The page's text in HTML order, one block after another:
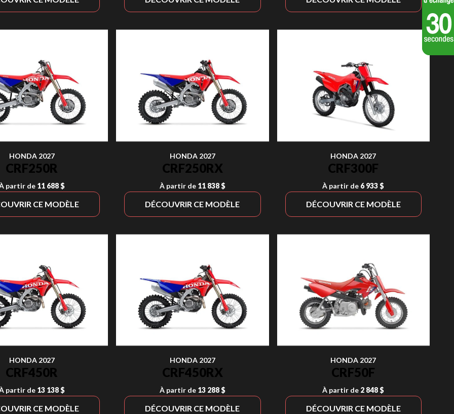
HONDA 2027
CRF250R
partir de 11 688 $
CE MODÈLE
HONDA 2027
CRF250RX
À partir de 11 838 $
DÉCOUVRIR CE MODÈLE
HONDA 2027
CRF300F
À partir de 6 933 $
DÉCOUVRIR CE MODÈLE
HONDA 2027
CRF450R
partir de 13 138 $
CE MODÈLE
HONDA 2027
CRF450RX
À partir de 13 288 $
DÉCOUVRIR CE MODÈLE
HONDA 2027
CRF50F
À partir de 2 848 $
DÉCOUVRIR CE MODÈLE